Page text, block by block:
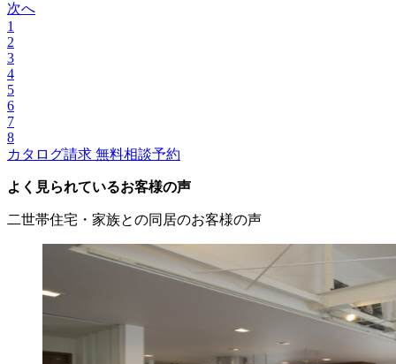
次へ
1
2
3
4
5
6
7
8
カタログ請求 無料相談予約
よく見られているお客様の声
二世帯住宅・家族との同居のお客様の声